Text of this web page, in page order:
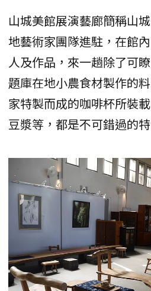
山城美館展演藝廊簡稱山
地藝術家團隊進駐，在館
人及作品，來一趟除了可
題庫在地小農食材製作的
家特製而成的咖啡杯所裝
豆漿等，都是不可錯過的